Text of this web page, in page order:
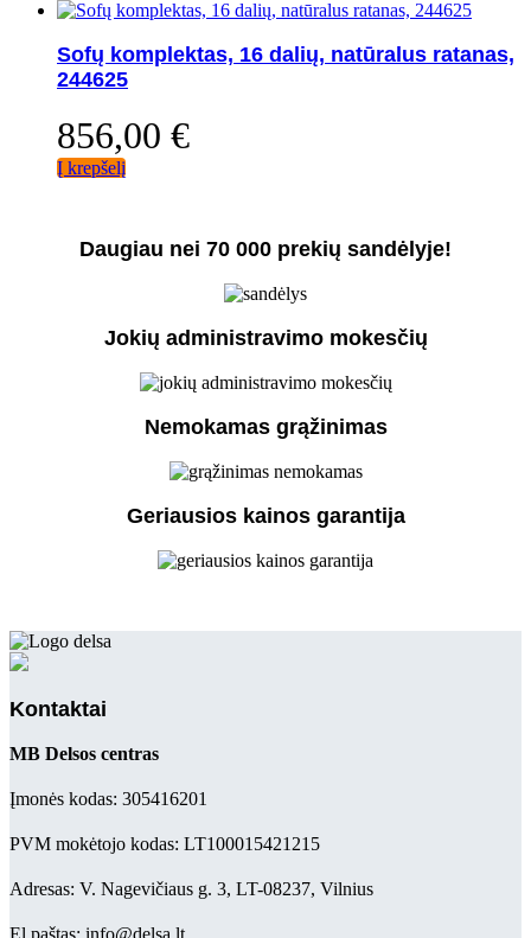
Sofų komplektas, 16 dalių, natūralus ratanas,
244625
856,00 €
Į krepšelį
Daugiau nei 70 000 prekių sandėlyje!
Jokių administravimo mokesčių
Nemokamas grąžinimas
Geriausios kainos garantija
Kontaktai
MB Delsos centras
Įmonės kodas: 305416201
PVM mokėtojo kodas: LT100015421215
Adresas: V. Nagevičiaus g. 3, LT-08237, Vilnius
El.paštas: info@delsa.lt